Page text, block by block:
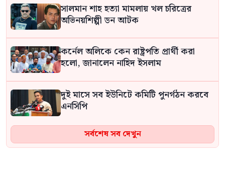
সালমান শাহ হত্যা মামলায় খল চরিত্রের
অভিনয়শিল্পী ডন আটক
কর্নেল অলিকে কেন রাষ্ট্রপতি প্রার্থী করা
হলো, জানালেন নাহিদ ইসলাম
দুই মাসে সব ইউনিটে কমিটি পুনর্গঠন করবে
এনসিপি
যুক্তরাষ্ট্রের সঙ্গে সমঝোতায় পৌঁছানোর
এখনই ‘সেরা সময়’: পেজেশকিয়ান
সর্বশেষ সব দেখুন